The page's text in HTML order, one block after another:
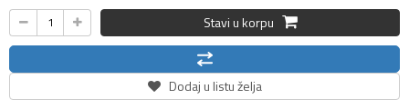
Stavi u korpu
Dodaj u listu želja